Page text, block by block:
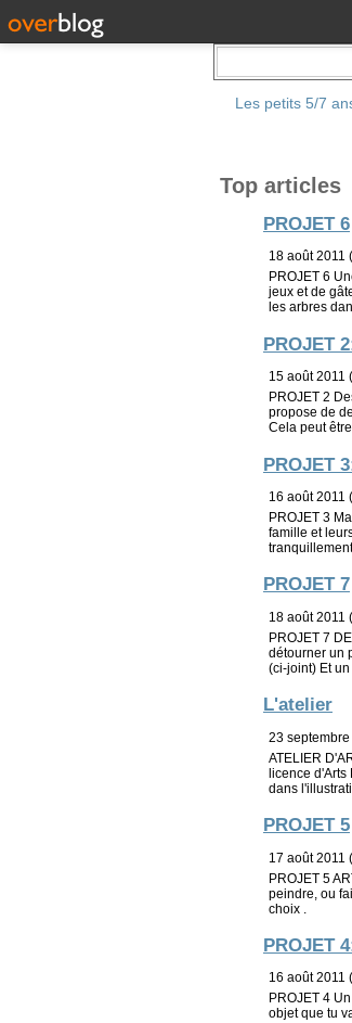
Les petits 5/7
Top articles
PROJET 6
18 août 2011
PROJET 6
jeux et de
les arbres
PROJET
15 août 2011
PROJET 2
propose de
Cela peut
PROJET
16 août 2011
PROJET 3
famille et
PROJET 7
18 août 2011
PROJET 7
détourner un
(ci-joint) Et
L'atelier
23
ATELIER
licence d'Arts
dans
PROJET 5
17 août 2011
PROJET 5
peindre, ou
choix .
PROJET
16 août 2011
PROJET 4
objet que tu